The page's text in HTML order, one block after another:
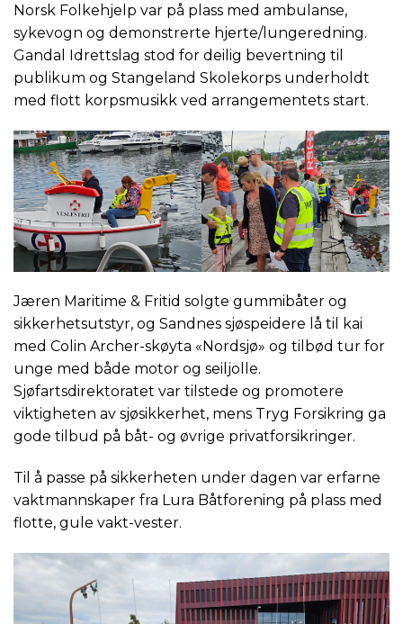
Norsk Folkehjelp var på plass med ambulanse,
sykevogn og demonstrerte hjerte/lungeredning.
Gandal Idrettslag stod for deilig bevertning til
publikum og Stangeland Skolekorps underholdt
med flott korpsmusikk ved arrangementets start.
Jæren Maritime & Fritid solgte gummibåter og
sikkerhetsutstyr, og Sandnes sjøspeidere lå til kai
med Colin Archer-skøyta «Nordsjø» og tilbød tur for
unge med både motor og seiljolle.
Sjøfartsdirektoratet var tilstede og promotere
viktigheten av sjøsikkerhet, mens Tryg Forsikring ga
gode tilbud på båt- og øvrige privatforsikringer.
Til å passe på sikkerheten under dagen var erfarne
vaktmannskaper fra Lura Båtforening på plass med
flotte, gule vakt-vester.